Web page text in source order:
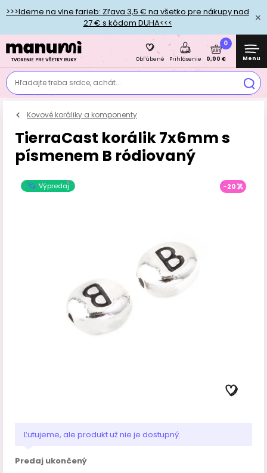
>>>Ideme na vlne farieb: Zľava 3,5 € na všetko pre nákupy nad
27 € s kódom DUHA<<<
Hľadajte treba srdce, achát...
Obľúbené Prihlásenie
0
0,00 € Menu
Kovové koráliky a komponenty
TierraCast korálik 7x6mm s
písmenem B ródiovaný
Výpredaj -20
Ľutujeme, ale produkt už nie je dostupný.
Predaj ukončený